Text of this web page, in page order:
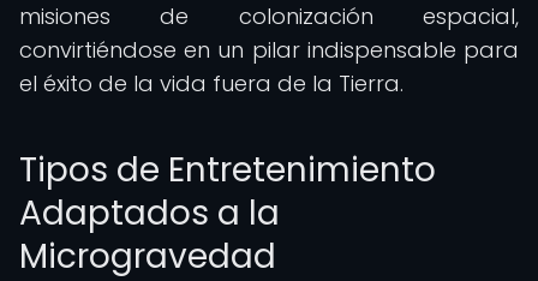
misiones de colonización espacial,
convirtiéndose en un pilar indispensable para
el éxito de la vida fuera de la Tierra.
Tipos de Entretenimiento
Adaptados a la
Microgravedad